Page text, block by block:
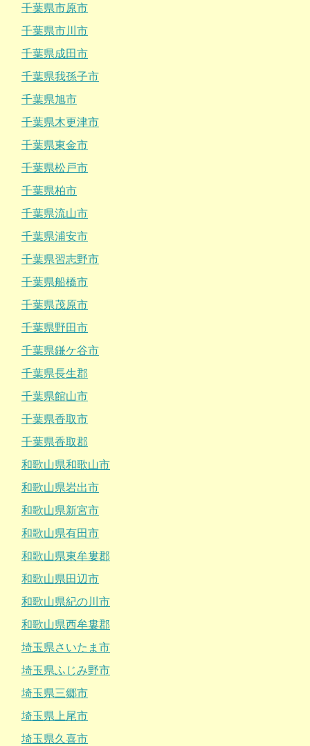
千葉県市原市
千葉県市川市
千葉県成田市
千葉県我孫子市
千葉県旭市
千葉県木更津市
千葉県東金市
千葉県松戸市
千葉県柏市
千葉県流山市
千葉県浦安市
千葉県習志野市
千葉県船橋市
千葉県茂原市
千葉県野田市
千葉県鎌ケ谷市
千葉県長生郡
千葉県館山市
千葉県香取市
千葉県香取郡
和歌山県和歌山市
和歌山県岩出市
和歌山県新宮市
和歌山県有田市
和歌山県東牟婁郡
和歌山県田辺市
和歌山県紀の川市
和歌山県西牟婁郡
埼玉県さいたま市
埼玉県ふじみ野市
埼玉県三郷市
埼玉県上尾市
埼玉県久喜市